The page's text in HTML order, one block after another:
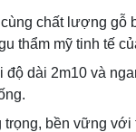
chất lượng
thẩm mỹ tinh tế
dài 2m10 và
bền vững